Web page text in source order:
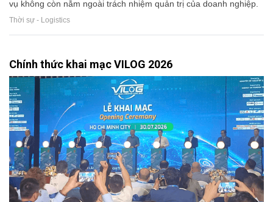
vụ không còn nằm ngoài trách nhiệm quản trị của doanh nghiệp.
Thời sự - Logistics
Chính thức khai mạc VILOG 2026